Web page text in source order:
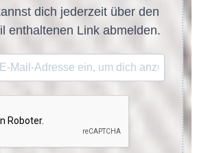
dich jederzeit über den
enthaltenen Link abmelden.